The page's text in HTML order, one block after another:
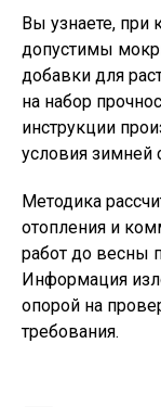
Вы узнаете, при
допустимы
добавки для
на набор
инструкции
условия зимней
Методика
отопления и
работ до весны
Информация
опорой на
требования.